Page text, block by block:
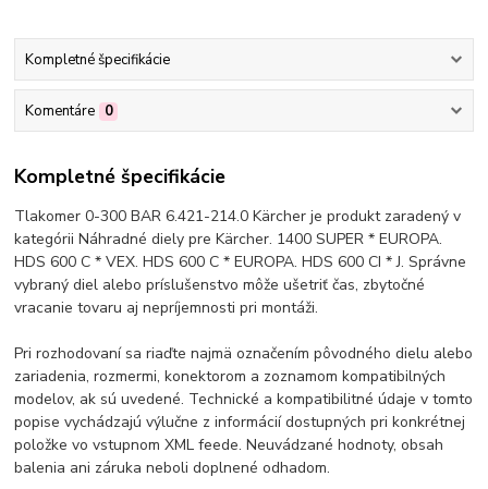
Kompletné špecifikácie
Komentáre 0
Kompletné špecifikácie
Tlakomer 0-300 BAR 6.421-214.0 Kärcher je produkt zaradený v
kategórii Náhradné diely pre Kärcher. 1400 SUPER * EUROPA.
HDS 600 C * VEX. HDS 600 C * EUROPA. HDS 600 CI * J. Správne
vybraný diel alebo príslušenstvo môže ušetriť čas, zbytočné
vracanie tovaru aj nepríjemnosti pri montáži.
Pri rozhodovaní sa riaďte najmä označením pôvodného dielu alebo
zariadenia, rozmermi, konektorom a zoznamom kompatibilných
modelov, ak sú uvedené. Technické a kompatibilitné údaje v tomto
popise vychádzajú výlučne z informácií dostupných pri konkrétnej
položke vo vstupnom XML feede. Neuvádzané hodnoty, obsah
balenia ani záruka neboli doplnené odhadom.